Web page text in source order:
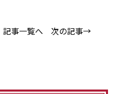
記事一覧へ 次の記事→